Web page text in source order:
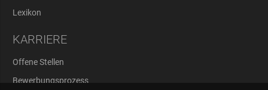
Lexikon
KARRIERE
Offene Stellen
Bewerbungsprozess